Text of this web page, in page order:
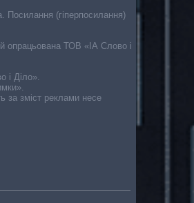
Посилання (гіперпосилання)
й опрацьована ТОВ «ІА Слово і
і Діло».
за зміст реклами несе